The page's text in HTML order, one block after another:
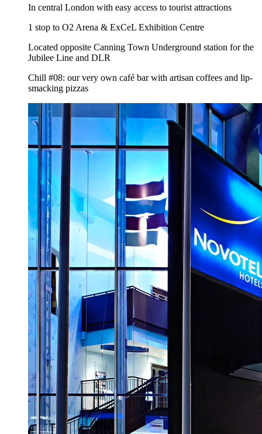
In central London with easy access to tourist attractions
1 stop to O2 Arena & ExCeL Exhibition Centre
Located opposite Canning Town Underground station for the
Jubilee Line and DLR
Chill #08: our very own café bar with artisan coffees and lip-
smacking pizzas